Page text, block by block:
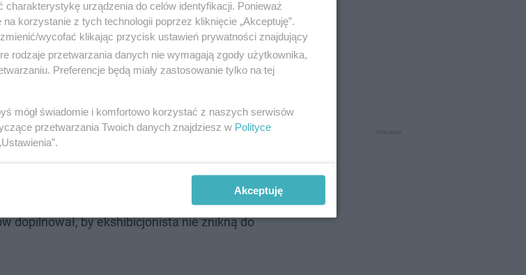
areszt dla sprawcy r…
interweniowali
przypadku ekshibicjonizmu.
gdzie został zauważony przez
dopilnował, by ekshibicjonista nie znikną do
urządzenia do celów identyfikacji. Ponieważ
korzystanie z tych technologii poprzez kliknięcie „Akceptuję”.
wycofać klikając przycisk ustawień prywatności znajdujący
rodzaje przetwarzania danych nie wymagają zgody użytkownika,
Preferencje będą miały zastosowanie tylko na tej
mógł świadomie i komfortowo korzystać z naszych serwisów
przetwarzania Twoich danych znajdziesz w Polityce
Akceptuję